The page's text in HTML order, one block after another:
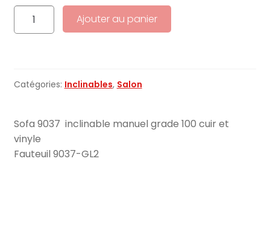
quantité
manuel
Ajouter au panier
Catégories: Inclinables, Salon
Sofa 9037 inclinable manuel grade 100 cuir et
vinyle
Fauteuil 9037-GL2